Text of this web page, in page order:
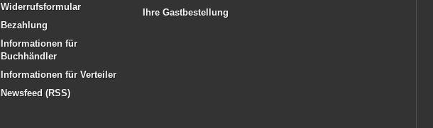
Widerrufsformular
Bezahlung
Informationen für
Buchhändler
Informationen für Verteiler
Newsfeed (RSS)
Ihre Gastbestellung